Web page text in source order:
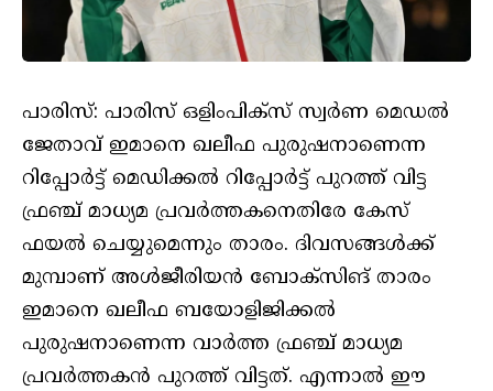
പാരിസ്: പാരിസ് ഒളിംപിക്‌സ് സ്വര്‍ണ മെഡല്‍
ജേതാവ് ഇമാനെ ഖലീഫ പുരുഷനാണെന്ന
റിപ്പോര്‍ട്ട് മെഡിക്കല്‍ റിപ്പോര്‍ട്ട് പുറത്ത് വിട്ട
ഫ്രഞ്ച് മാധ്യമ പ്രവര്‍ത്തകനെതിരേ കേസ്
ഫയല്‍ ചെയ്യുമെന്നും താരം. ദിവസങ്ങള്‍ക്ക്
മുമ്പാണ് അള്‍ജീരിയന്‍ ബോക്‌സിങ് താരം
ഇമാനെ ഖലീഫ ബയോളിജിക്കല്‍
പുരുഷനാണെന്ന വാര്‍ത്ത ഫ്രഞ്ച് മാധ്യമ
പ്രവര്‍ത്തകന്‍ പുറത്ത് വിട്ടത്. എന്നാല്‍ ഈ